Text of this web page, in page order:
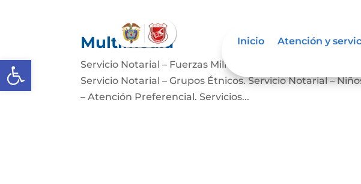
Abrir barra de herramientas
Inicio Atención y
Multimedia
Servicio Notarial – Fuerzas Militares. Servicio Notarial –
Servicio Notarial – Grupos Étnicos. Servicio Notarial –
– Atención Preferencial. Servicios...